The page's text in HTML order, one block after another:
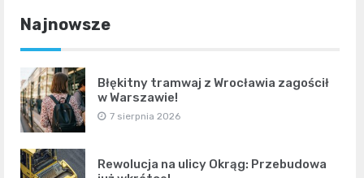
Najnowsze
Błękitny tramwaj z Wrocławia zagościł
w Warszawie!
7 sierpnia 2026
Rewolucja na ulicy Okrąg: Przebudowa